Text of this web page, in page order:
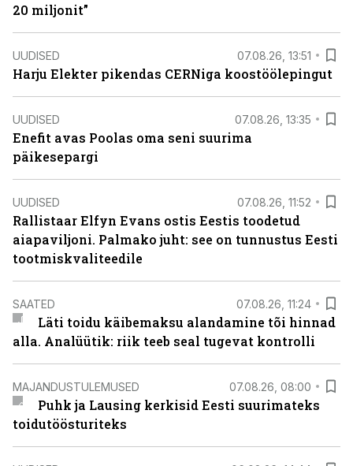
20 miljonit”
UUDISED 07.08.26, 13:51
Harju Elekter pikendas CERNiga koostöölepingut
UUDISED 07.08.26, 13:35
Enefit avas Poolas oma seni suurima
päikesepargi
UUDISED 07.08.26, 11:52
Rallistaar Elfyn Evans ostis Eestis toodetud
aiapaviljoni. Palmako juht: see on tunnustus Eesti
tootmiskvaliteedile
SAATED 07.08.26, 11:24
Läti toidu käibemaksu alandamine tõi hinnad
alla. Analüütik: riik teeb seal tugevat kontrolli
MAJANDUSTULEMUSED 07.08.26, 08:00
Puhk ja Lausing kerkisid Eesti suurimateks
toidutöösturiteks